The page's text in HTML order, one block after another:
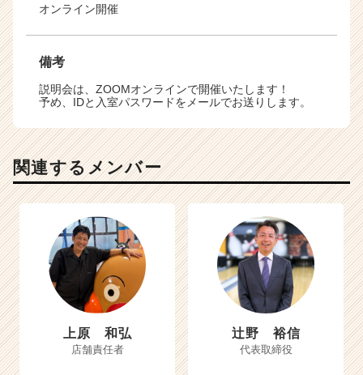
オンライン開催
備考
説明会は、ZOOMオンラインで開催いたします！
予め、IDと入室パスワードをメールでお送りします。
関連するメンバー
上原 和弘
店舗責任者
辻野 裕信
代表取締役